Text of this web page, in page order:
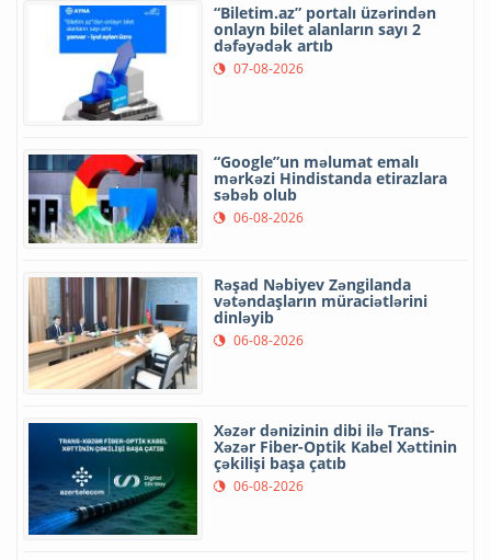
“Biletim.az” portalı üzərindən
onlayn bilet alanların sayı 2
dəfəyədək artıb
07-08-2026
“Google”un məlumat emalı
mərkəzi Hindistanda etirazlara
səbəb olub
06-08-2026
Rəşad Nəbiyev Zəngilanda
vətəndaşların müraciətlərini
dinləyib
06-08-2026
Xəzər dənizinin dibi ilə Trans-
Xəzər Fiber-Optik Kabel Xəttinin
çəkilişi başa çatıb
06-08-2026